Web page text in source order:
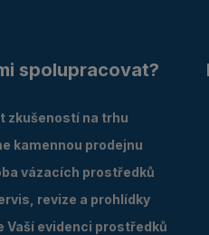
spolupracovat?
zkušeností na trhu
kamennou prodejnu
vázacích prostředků
revize a prohlídky
Vaší evidenci prostředků